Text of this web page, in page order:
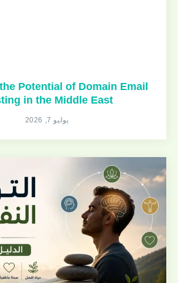
Potential of Domain Email
in the Middle East
يوليو 7, 2026